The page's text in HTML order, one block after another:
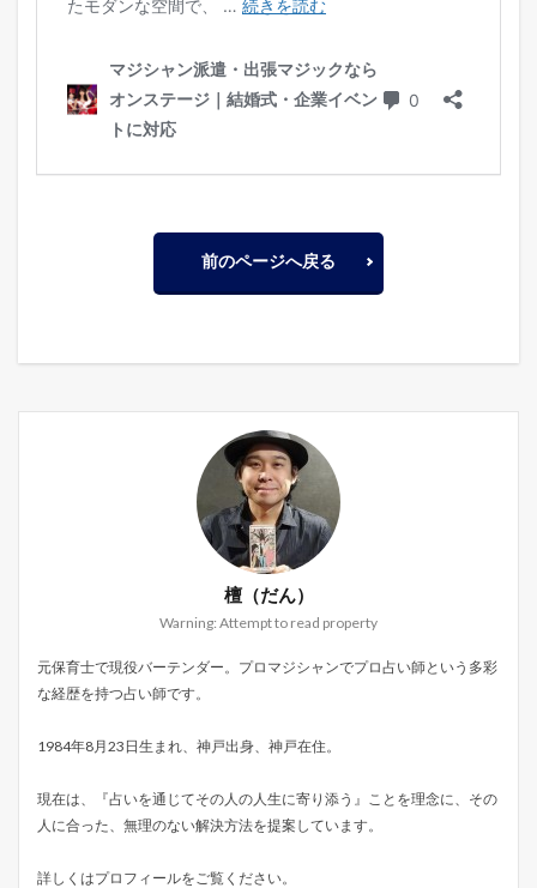
前のページへ戻る
檀（だん）
Warning: Attempt to read property
元保育士で現役バーテンダー。プロマジシャンでプロ占い師という多彩
な経歴を持つ占い師です。
1984年8月23日生まれ、神戸出身、神戸在住。
現在は、『占いを通じてその人の人生に寄り添う』ことを理念に、その
人に合った、無理のない解決方法を提案しています。
詳しくはプロフィールをご覧ください。